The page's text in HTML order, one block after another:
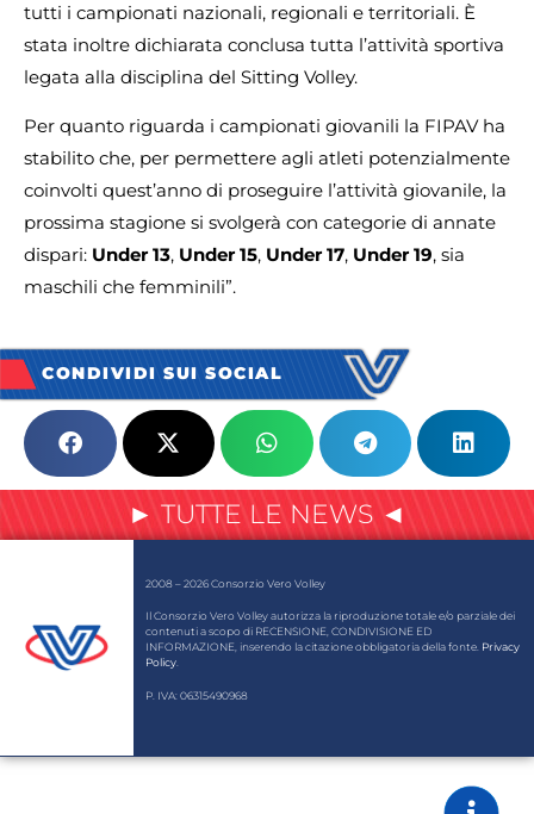
tutti i campionati nazionali, regionali e territoriali. È
stata inoltre dichiarata conclusa tutta l’attività sportiva
legata alla disciplina del Sitting Volley.
Per quanto riguarda i campionati giovanili la FIPAV ha
stabilito che, per permettere agli atleti potenzialmente
coinvolti quest’anno di proseguire l’attività giovanile, la
prossima stagione si svolgerà con categorie di annate
dispari: Under 13, Under 15, Under 17, Under 19, sia
maschili che femminili”.
CONDIVIDI SUI SOCIAL
► TUTTE LE NEWS ◄
2008 – 2026 Consorzio Vero Volley
Il Consorzio Vero Volley autorizza la riproduzione totale e/o parziale dei
contenuti a scopo di RECENSIONE, CONDIVISIONE ED
INFORMAZIONE, inserendo la citazione obbligatoria della fonte. Privacy
Policy
P. IVA: 06315490968